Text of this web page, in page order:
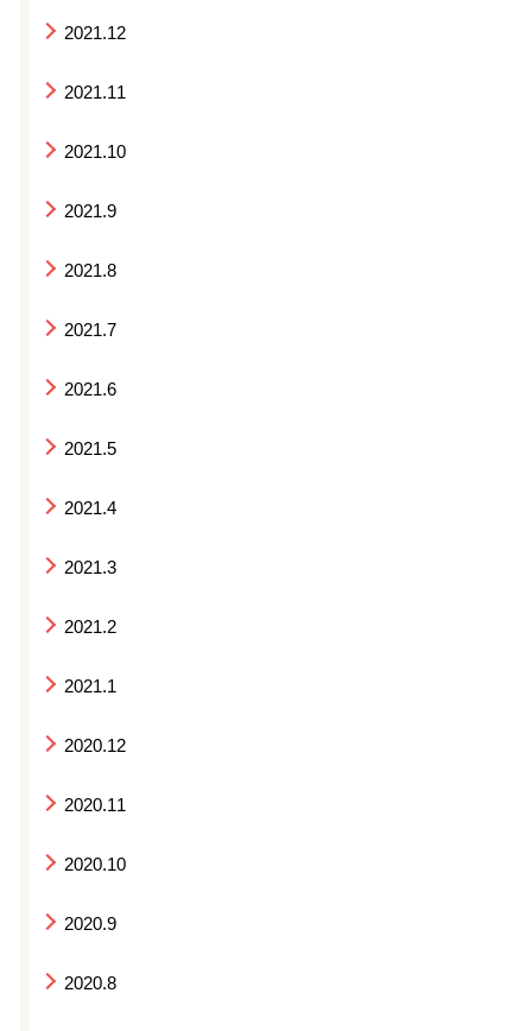
2021.12
2021.11
2021.10
2021.9
2021.8
2021.7
2021.6
2021.5
2021.4
2021.3
2021.2
2021.1
2020.12
2020.11
2020.10
2020.9
2020.8